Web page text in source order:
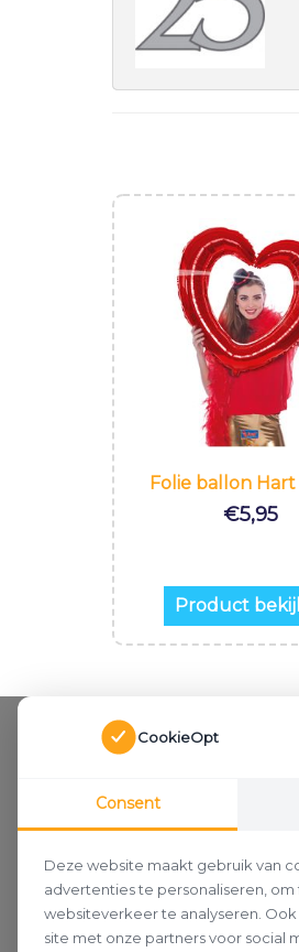
Folie ballon
€5,95
Product
CookieOpt
Consent
Deze website maakt gebruik van
advertenties te personaliseren,
websiteverkeer te analyseren.
site met onze partners voor social